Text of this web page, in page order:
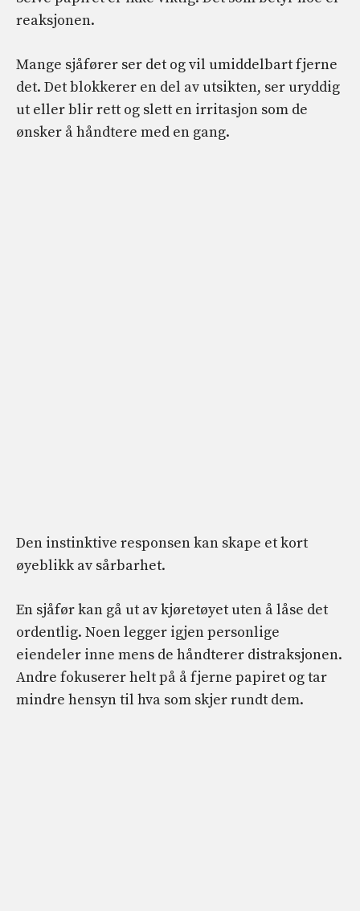
reaksjonen.
Mange sjåfører ser det og vil umiddelbart fjerne
det. Det blokkerer en del av utsikten, ser uryddig
ut eller blir rett og slett en irritasjon som de
ønsker å håndtere med en gang.
Den instinktive responsen kan skape et kort
øyeblikk av sårbarhet.
En sjåfør kan gå ut av kjøretøyet uten å låse det
ordentlig. Noen legger igjen personlige
eiendeler inne mens de håndterer distraksjonen.
Andre fokuserer helt på å fjerne papiret og tar
mindre hensyn til hva som skjer rundt dem.